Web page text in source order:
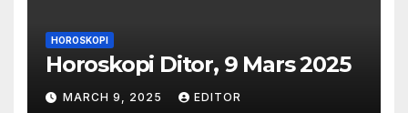
HOROSKOPI
Horoskopi Ditor, 9 Mars 2025
MARCH 9, 2025 EDITOR